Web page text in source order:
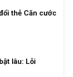
thẻ Căn cước
lâu: Lỗi